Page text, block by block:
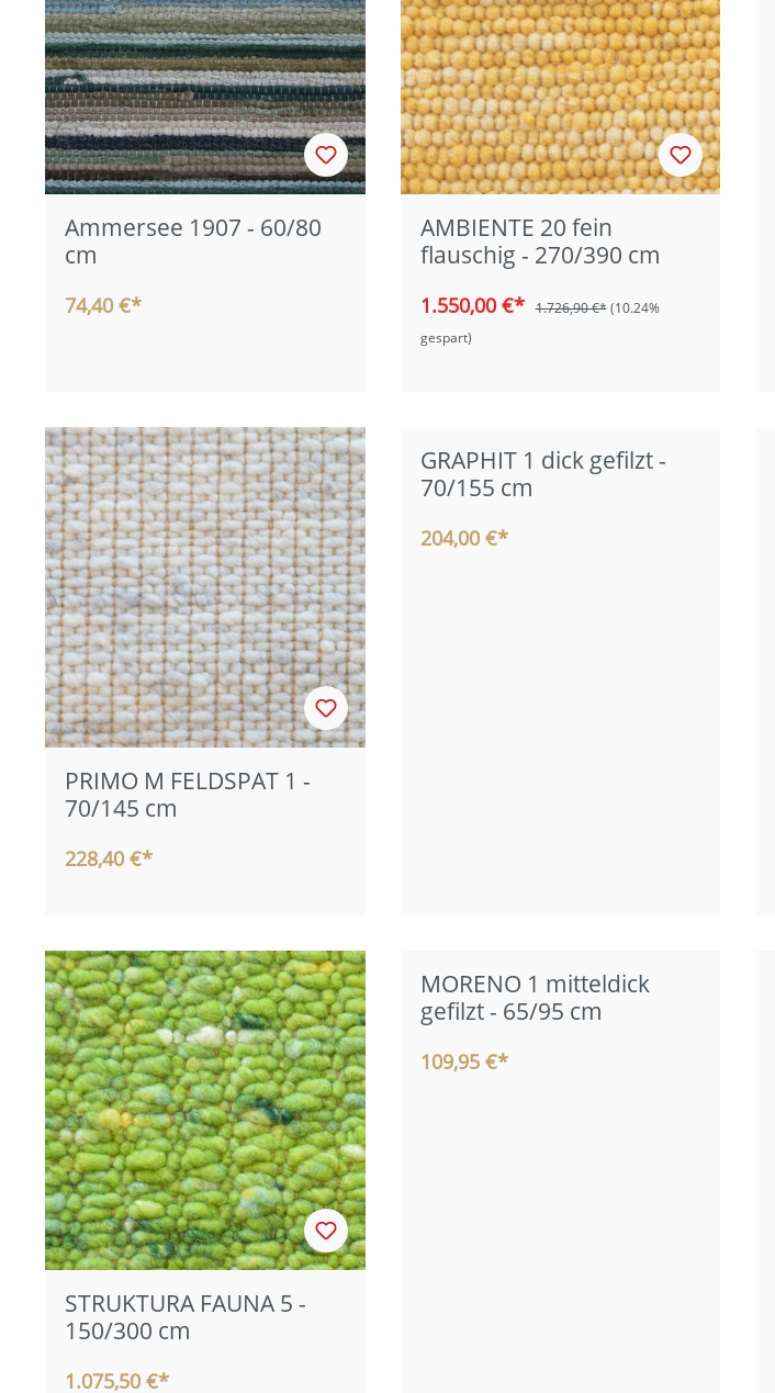
Ammersee 1907 - 60/80
cm
74,40 €*
AMBIENTE 20 fein
flauschig - 270/390 cm
1.550,00 €* 1.726,90 €* (10.24%
gespart)
PRIMO M FELDSPAT 1 -
70/145 cm
228,40 €*
GRAPHIT 1 dick gefilzt -
70/155 cm
204,00 €*
STRUKTURA FAUNA 5 -
150/300 cm
1.075,50 €*
MORENO 1 mitteldick
gefilzt - 65/95 cm
109,95 €*